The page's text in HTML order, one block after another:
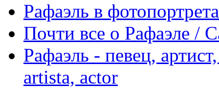
Рафаэль в
Почти все о Рафаэле /
Рафаэль - певец,
artista, actor